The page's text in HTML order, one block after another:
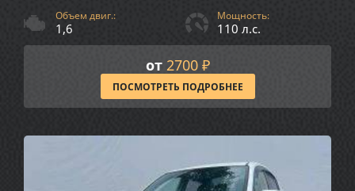
Объем двиг.:
1,6
Мощность:
110 л.с.
от 2700 ₽
ПОСМОТРЕТЬ ПОДРОБНЕЕ